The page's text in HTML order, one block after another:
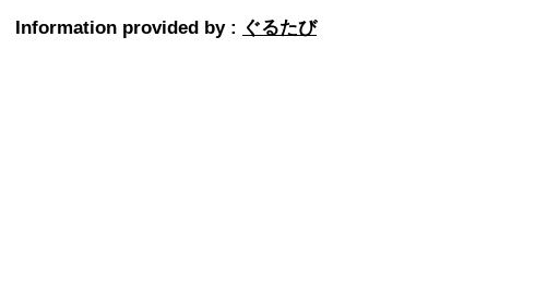
Information provided by : ぐるたび